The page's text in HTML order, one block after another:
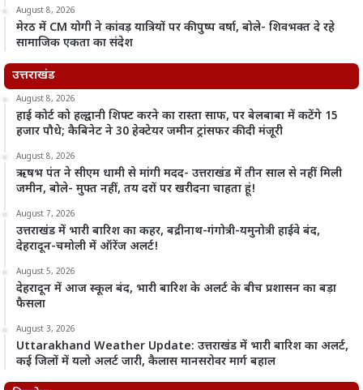
August 8, 2026
मेरठ में CM योगी ने कांवड़ यात्रियों पर की पुष्प वर्षा, बोले- शिवभक्त दे रहे
सामाजिक एकता का संदेश
उत्तराखंड
August 8, 2026
हाई कोर्ट को हल्द्वानी शिफ्ट करने का रास्ता साफ, पर बेलबाबा में कटेंगे 15
हजार पौधे; कैबिनेट ने 30 हेक्टेयर जमीन ट्रांसफर की दी मंजूरी
August 8, 2026
ऋषभ पंत ने सीएम धामी से मांगी मदद- उत्तराखंड में तीन साल से नहीं मिली
जमीन, बोले- मुफ्त नहीं, तय दरों पर खरीदना चाहता हूं!
August 7, 2026
उत्तराखंड में भारी बारिश का कहर, बद्रीनाथ-गंगोत्री-यमुनोत्री हाईवे बंद,
देहरादून-चमोली में ऑरेंज अलर्ट!
August 5, 2026
देहरादून में आज स्कूल बंद, भारी बारिश के अलर्ट के बीच प्रशासन का बड़ा
फैसला
August 3, 2026
Uttarakhand Weather Update: उत्तराखंड में भारी बारिश का अलर्ट,
कई जिलों में यलो अलर्ट जारी, कैलास मानसरोवर मार्ग बहाल